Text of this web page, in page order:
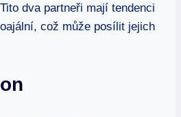
dva partneři mají ‍tendenci
což může posílit jejich